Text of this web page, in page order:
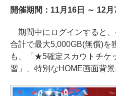
開催期間：11月16日 ～ 12
期間中にログインすると
合計で最大5,000GB(無償)を
も、「★5確定スカウトチケ
習」、特別なHOME画面背景